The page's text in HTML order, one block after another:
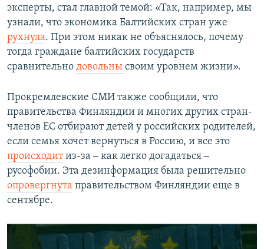
эксперты, стал главной темой: «Так, например, мы
узнали, что экономика Балтийских стран уже
рухнула. При этом никак не объяснялось, почему
тогда граждане балтийских государств
сравнительно довольны своим уровнем жизни».
Прокремлевские СМИ также сообщили, что
правительства Финляндии и многих других стран-
членов ЕС отбирают детей у российских родителей,
если семья хочет вернуться в Россию, и все это
происходитиз-за ‒ как легко догадаться ‒
русофобии. Эта дезинформация была решительно
опровергнута правительством Финляндии еще в
сентябре.